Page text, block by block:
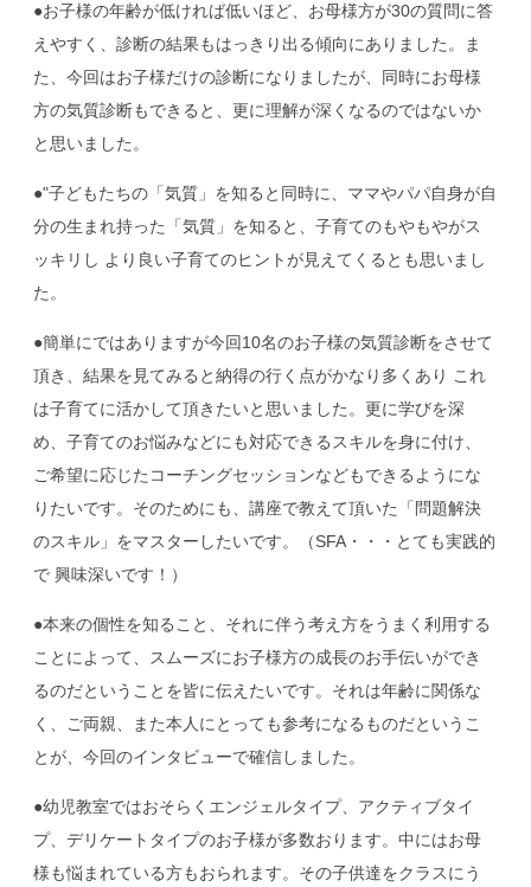
●お子様の年齢が低ければ低いほど、お母様方が30の質問に答
えやすく、診断の結果もはっきり出る傾向にありました。ま
た、今回はお子様だけの診断になりましたが、同時にお母様
方の気質診断もできると、更に理解が深くなるのではないか
と思いました。
●"子どもたちの「気質」を知ると同時に、ママやパパ自身が自
分の生まれ持った「気質」を知ると、子育てのもやもやがス
ッキリし より良い子育てのヒントが見えてくるとも思いまし
た。
●簡単にではありますが今回10名のお子様の気質診断をさせて
頂き、結果を見てみると納得の行く点がかなり多くあり これ
は子育てに活かして頂きたいと思いました。更に学びを深
め、子育てのお悩みなどにも対応できるスキルを身に付け、
ご希望に応じたコーチングセッションなどもできるようにな
りたいです。そのためにも、講座で教えて頂いた「問題解決
のスキル」をマスターしたいです。（SFA・・・とても実践的
で 興味深いです！）
●本来の個性を知ること、それに伴う考え方をうまく利用する
ことによって、スムーズにお子様方の成長のお手伝いができ
るのだということを皆に伝えたいです。それは年齢に関係な
く、ご両親、また本人にとっても参考になるものだというこ
とが、今回のインタビューで確信しました。
●幼児教室ではおそらくエンジェルタイプ、アクティブタイ
プ、デリケートタイプのお子様が多数おります。中にはお母
様も悩まれている方もおられます。その子供達をクラスにう